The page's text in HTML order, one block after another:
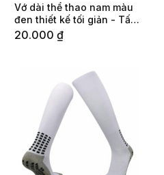
Vớ dài thể thao nam màu
đen thiết kế tối giản - Tất
bóng đá ôm chân, thoáng
20.000 ₫